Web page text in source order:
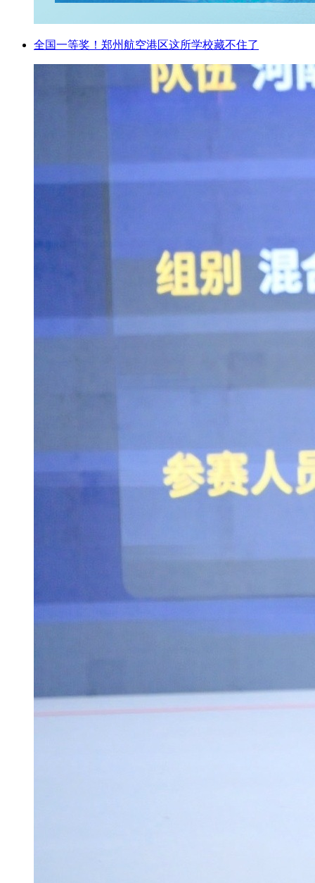
全国一等奖！郑州航空港区这所学校藏不住了